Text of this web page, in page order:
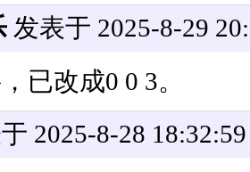
发表于 2025-8-29
已改成0 0 3。
2025-8-28 18:32:59